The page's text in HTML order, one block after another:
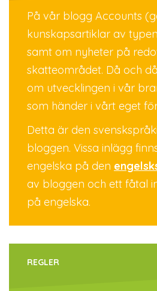
På vår blogg Accounts
kunskapsartiklar av
samt om nyheter på
skatteområdet. Då och
om utvecklingen i vår
som händer i vårt eget
Detta är den
bloggen. Vissa inlägg
engelska på den
av bloggen och ett fåtal
på engelska.
REGLER